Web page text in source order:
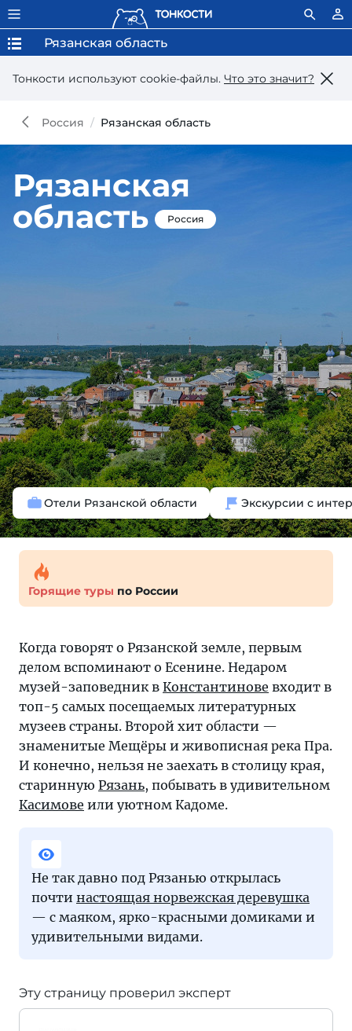
Тонкости используют сookie-файлы. Что это значит?
Рязанская область
Россия Рязанская область
Рязанская
область
Россия
Отели Рязанской области Экскурсии с
Горящие туры по России
Когда говорят о Рязанской земле, первым
делом вспоминают о Есенине. Недаром
музей-заповедник в Константинове входит в
топ-5 самых посещаемых литературных
музеев страны. Второй хит области —
знаменитые Мещёры и живописная река Пра.
И конечно, нельзя не заехать в столицу края,
старинную Рязань, побывать в удивительном
Касимове или уютном Кадоме.
Не так давно под Рязанью открылась
почти настоящая норвежская деревушка
— с маяком, ярко-красными домиками и
удивительными видами.
Эту страницу проверил эксперт